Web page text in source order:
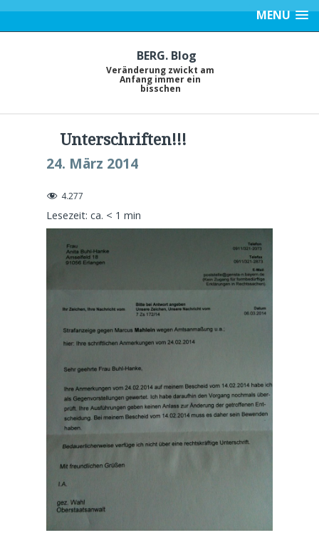
MENU
BERG. Blog
Veränderung zwickt am
Anfang immer ein
bisschen
Unterschriften!!!
24. März 2014
4.277
Lesezeit: ca. < 1 min